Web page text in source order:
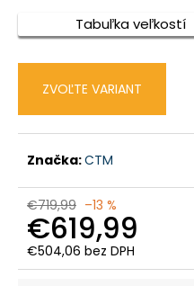
Tabuľka veľkostí
ZVOĽTE VARIANT
Značka:CTM
€719,99 –13 %
€619,99
€504,06 bez DPH
Jednotková
a
m
CTM
SENZE
GX
MAN
MATNÁ
HLBOKOMODRÁ
SIVOHNEDÁ